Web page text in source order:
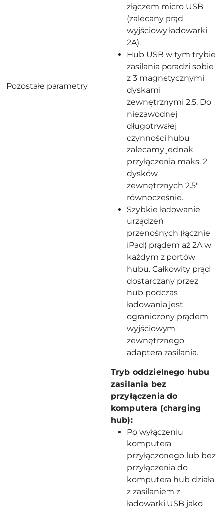
Pozostałe parametry
złączem micro USB
(zalecany prąd
wyjściowy ładowarki
2A).
Hub USB w tym trybie
zasilania poradzi sobie
z 3 magnetycznymi
dyskami
zewnętrznymi 2.5. Do
niezawodnej
długotrwałej
czynności hubu
zalecamy jednak
przyłączenia maks. 2
dysków
zewnętrznych 2.5"
równocześnie.
Szybkie ładowanie
urządzeń
przenośnych (łącznie
iPad) prądem aż 2A w
każdym z portów
hubu. Całkowity prąd
dostarczany przez
hub podczas
ładowania jest
ograniczony prądem
wyjściowym
zewnętrznego
adaptera zasilania.
Tryb oddzielnego hubu
zasilania bez
przyłączenia do
komputera (charging
hub):
Po wyłączeniu
komputera
przyłączonego lub bez
przyłączenia do
komputera hub działa
z zasilaniem z
ładowarki USB jako